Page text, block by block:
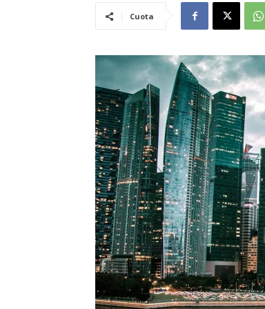
Cuota